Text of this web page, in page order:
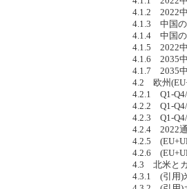
4.1.2 2022
4.1.3 中国
4.1.4 中国
4.1.5 2022
4.1.6 2035
4.1.7 2035
4.2 欧州
4.2.1 Q1-
4.2.2 Q1-
4.2.3 Q1-
4.2.4 2022
4.2.5
4.2.6
4.3 北米
4.3.1 (引用